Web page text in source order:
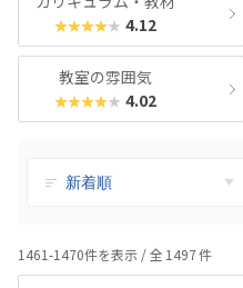
★★★★★ 4.12
教室の雰囲気
★★★★★ 4.02
1461-1470件を表示 / 全 1497件